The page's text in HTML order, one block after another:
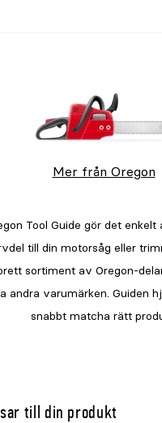
Mer från Oregon
till din produkt